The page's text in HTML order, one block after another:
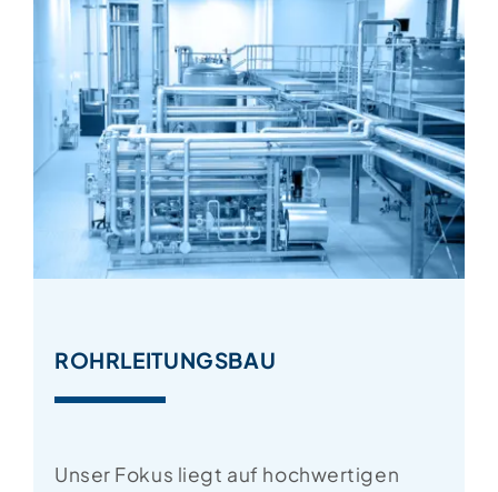
ROHRLEITUNGSBAU
Unser Fokus liegt auf hochwertigen